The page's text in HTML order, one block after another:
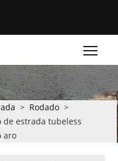
> Rodado >
de estrada tubeless
aro